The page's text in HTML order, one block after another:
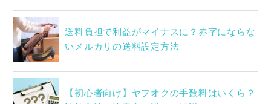
送料負担で利益がマイナスに？赤字にならな
いメルカリの送料設定方法
【初心者向け】ヤフオクの手数料はいくら？